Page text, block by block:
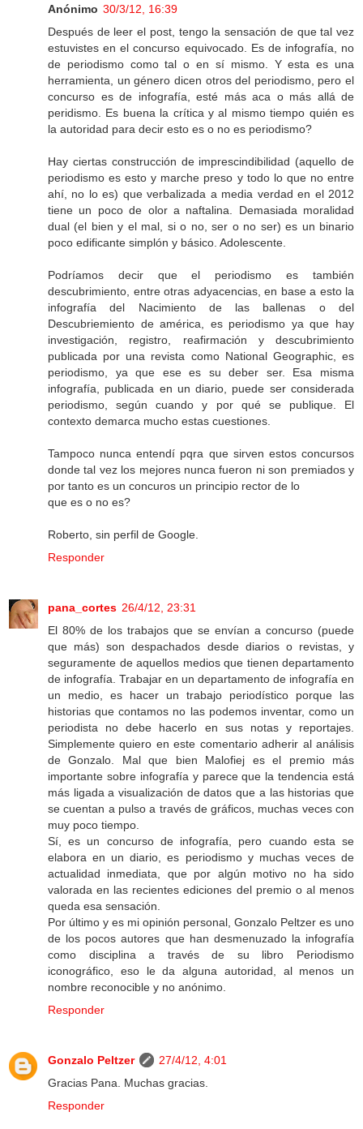
Anónimo 30/3/12, 16:39
Después de leer el post, tengo la sensación de que tal vez
estuvistes en el concurso equivocado. Es de infografía, no
de periodismo como tal o en sí mismo. Y esta es una
herramienta, un género dicen otros del periodismo, pero el
concurso es de infografía, esté más aca o más allá de
peridismo. Es buena la crítica y al mismo tiempo quién es
la autoridad para decir esto es o no es periodismo?
Hay ciertas construcción de imprescindibilidad (aquello de
periodismo es esto y marche preso y todo lo que no entre
ahí, no lo es) que verbalizada a media verdad en el 2012
tiene un poco de olor a naftalina. Demasiada moralidad
dual (el bien y el mal, si o no, ser o no ser) es un binario
poco edificante simplón y básico. Adolescente.
Podríamos decir que el periodismo es también
descubrimiento, entre otras adyacencias, en base a esto la
infografía del Nacimiento de las ballenas o del
Descubriemiento de américa, es periodismo ya que hay
investigación, registro, reafirmación y descubrimiento
publicada por una revista como National Geographic, es
periodismo, ya que ese es su deber ser. Esa misma
infografía, publicada en un diario, puede ser considerada
periodismo, según cuando y por qué se publique. El
contexto demarca mucho estas cuestiones.
Tampoco nunca entendí pqra que sirven estos concursos
donde tal vez los mejores nunca fueron ni son premiados y
por tanto es un concuros un principio rector de lo
que es o no es?
Roberto, sin perfil de Google.
Responder
pana_cortes 26/4/12, 23:31
El 80% de los trabajos que se envían a concurso (puede
que más) son despachados desde diarios o revistas, y
seguramente de aquellos medios que tienen departamento
de infografía. Trabajar en un departamento de infografía en
un medio, es hacer un trabajo periodístico porque las
historias que contamos no las podemos inventar, como un
periodista no debe hacerlo en sus notas y reportajes.
Simplemente quiero en este comentario adherir al análisis
de Gonzalo. Mal que bien Malofiej es el premio más
importante sobre infografía y parece que la tendencia está
más ligada a visualización de datos que a las historias que
se cuentan a pulso a través de gráficos, muchas veces con
muy poco tiempo.
Sí, es un concurso de infografía, pero cuando esta se
elabora en un diario, es periodismo y muchas veces de
actualidad inmediata, que por algún motivo no ha sido
valorada en las recientes ediciones del premio o al menos
queda esa sensación.
Por último y es mi opinión personal, Gonzalo Peltzer es uno
de los pocos autores que han desmenuzado la infografía
como disciplina a través de su libro Periodismo
iconográfico, eso le da alguna autoridad, al menos un
nombre reconocible y no anónimo.
Responder
Gonzalo Peltzer
27/4/12, 4:01
Gracias Pana. Muchas gracias.
Responder